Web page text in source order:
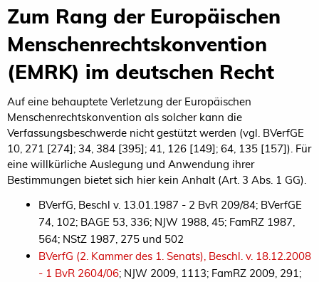
Zum Rang der Europäischen
Menschenrechtskonvention
(EMRK) im deutschen Recht
Auf eine behauptete Verletzung der Europäischen
Menschenrechtskonvention als solcher kann die
Verfassungsbeschwerde nicht gestützt werden (vgl. BVerfGE
10, 271 [274]; 34, 384 [395]; 41, 126 [149]; 64, 135 [157]). Für
eine willkürliche Auslegung und Anwendung ihrer
Bestimmungen bietet sich hier kein Anhalt (Art. 3 Abs. 1 GG).
BVerfG, Beschl v. 13.01.1987 - 2 BvR 209/84; BVerfGE
74, 102; BAGE 53, 336; NJW 1988, 45; FamRZ 1987,
564; NStZ 1987, 275 und 502
BVerfG (2. Kammer des 1. Senats), Beschl. v. 18.12.2008
- 1 BvR 2604/06; NJW 2009, 1113; FamRZ 2009, 291;